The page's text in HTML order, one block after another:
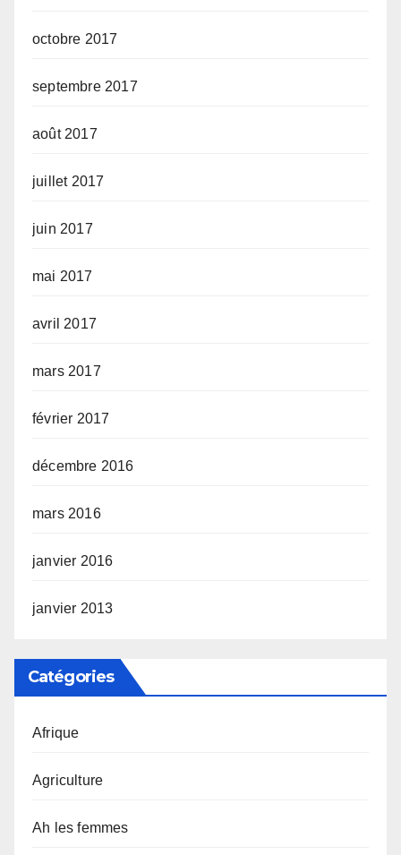
octobre 2017
septembre 2017
août 2017
juillet 2017
juin 2017
mai 2017
avril 2017
mars 2017
février 2017
décembre 2016
mars 2016
janvier 2016
janvier 2013
Catégories
Afrique
Agriculture
Ah les femmes